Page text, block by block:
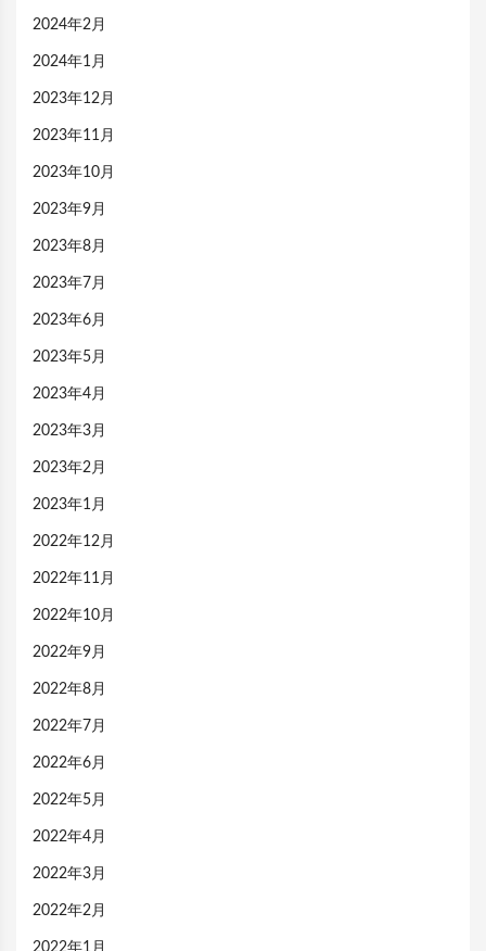
2024年2月
2024年1月
2023年12月
2023年11月
2023年10月
2023年9月
2023年8月
2023年7月
2023年6月
2023年5月
2023年4月
2023年3月
2023年2月
2023年1月
2022年12月
2022年11月
2022年10月
2022年9月
2022年8月
2022年7月
2022年6月
2022年5月
2022年4月
2022年3月
2022年2月
2022年1月